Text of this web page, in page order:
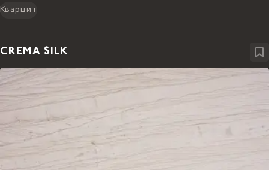
Кварцит
CREMA SILK